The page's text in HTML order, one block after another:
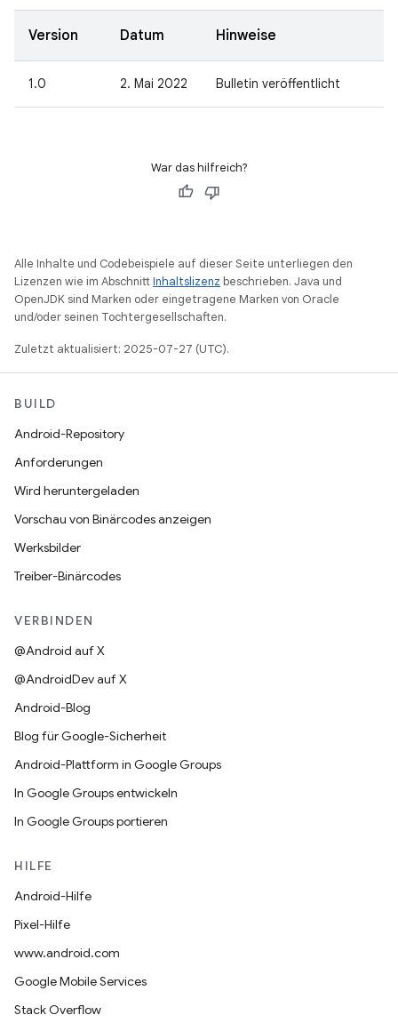
Version Datum Hinweise
1.0 2. Mai 2022 Bulletin veröffentlicht
War das hilfreich?
Alle Inhalte und Codebeispiele auf dieser Seite unterliegen den
Lizenzen wie im AbschnittInhaltslizenz beschrieben. Java und
OpenJDK sind Marken oder eingetragene Marken von Oracle
und/oder seinen Tochtergesellschaften.
Zuletzt aktualisiert: 2025-07-27 (UTC).
BUILD
Android-Repository
Anforderungen
Wird heruntergeladen
Vorschau von Binärcodes anzeigen
Werksbilder
Treiber-Binärcodes
VERBINDEN
@Android auf X
@AndroidDev auf X
Android-Blog
Blog für Google-Sicherheit
Android-Plattform in Google Groups
In Google Groups entwickeln
In Google Groups portieren
HILFE
Android-Hilfe
Pixel-Hilfe
www.android.com
Google Mobile Services
Stack Overflow